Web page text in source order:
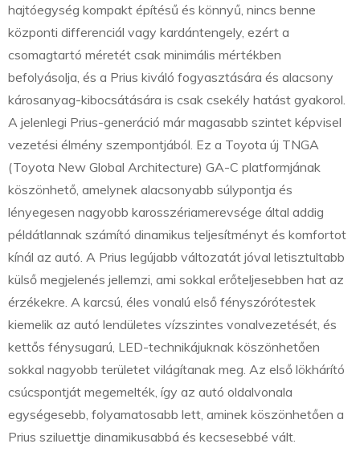
hajtóegység kompakt építésű és könnyű, nincs benne
központi differenciál vagy kardántengely, ezért a
csomagtartó méretét csak minimális mértékben
befolyásolja, és a Prius kiváló fogyasztására és alacsony
károsanyag-kibocsátására is csak csekély hatást gyakorol.
A jelenlegi Prius-generáció már magasabb szintet képvisel
vezetési élmény szempontjából. Ez a Toyota új TNGA
(Toyota New Global Architecture) GA-C platformjának
köszönhető, amelynek alacsonyabb súlypontja és
lényegesen nagyobb karosszériamerevsége által addig
példátlannak számító dinamikus teljesítményt és komfortot
kínál az autó. A Prius legújabb változatát jóval letisztultabb
külső megjelenés jellemzi, ami sokkal erőteljesebben hat az
érzékekre. A karcsú, éles vonalú első fényszórótestek
kiemelik az autó lendületes vízszintes vonalvezetését, és
kettős fénysugarú, LED-technikájuknak köszönhetően
sokkal nagyobb területet világítanak meg. Az első lökhárító
csúcspontját megemelték, így az autó oldalvonala
egységesebb, folyamatosabb lett, aminek köszönhetően a
Prius sziluettje dinamikusabbá és kecsesebbé vált.